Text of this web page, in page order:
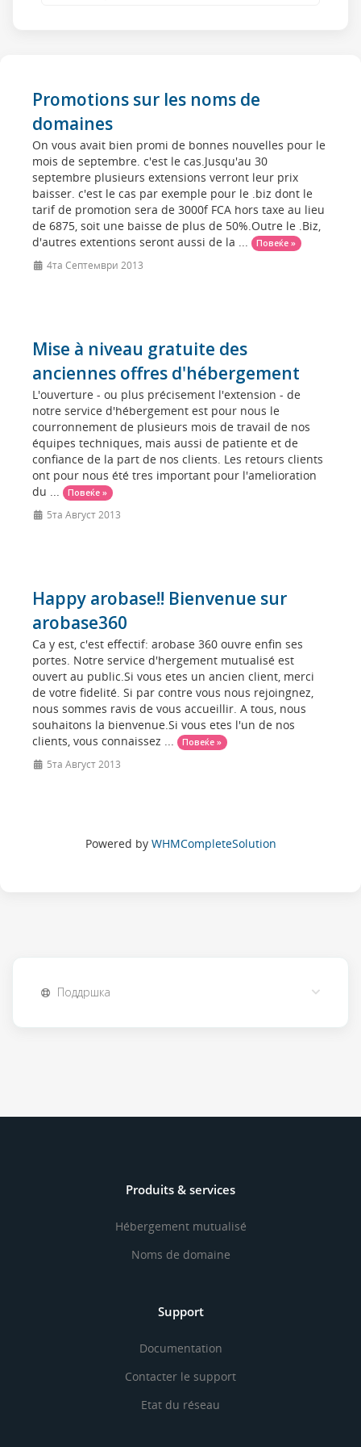
Promotions sur les noms de
domaines
On vous avait bien promi de bonnes nouvelles pour le
mois de septembre. c'est le cas.Jusqu'au 30
septembre plusieurs extensions verront leur prix
baisser. c'est le cas par exemple pour le .biz dont le
tarif de promotion sera de 3000f FCA hors taxe au lieu
de 6875, soit une baisse de plus de 50%.Outre le .Biz,
d'autres extentions seront aussi de la ...
Повеќе »
4та Септември 2013
Mise à niveau gratuite des
anciennes offres d'hébergement
L'ouverture - ou plus précisement l'extension - de
notre service d'hébergement est pour nous le
courronnement de plusieurs mois de travail de nos
équipes techniques, mais aussi de patiente et de
confiance de la part de nos clients. Les retours clients
ont pour nous été tres important pour l'amelioration
du ...
Повеќе »
5та Август 2013
Happy arobase!! Bienvenue sur
arobase360
Ca y est, c'est effectif: arobase 360 ouvre enfin ses
portes. Notre service d'hergement mutualisé est
ouvert au public.Si vous etes un ancien client, merci
de votre fidelité. Si par contre vous nous rejoingnez,
nous sommes ravis de vous accueillir. A tous, nous
souhaitons la bienvenue.Si vous etes l'un de nos
clients, vous connaissez ...
Повеќе »
5та Август 2013
Powered by WHMCompleteSolution
Поддршка
Produits & services
Hébergement mutualisé
Noms de domaine
Support
Documentation
Contacter le support
Etat du réseau